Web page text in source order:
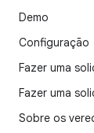
Demo
Configuração
Fazer uma
Fazer uma
Sobre os